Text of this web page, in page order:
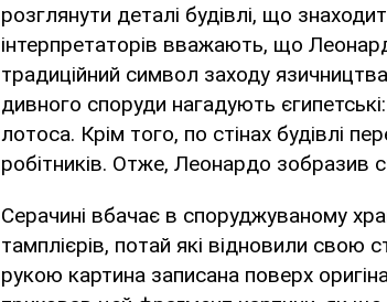
розглянути деталі будівлі, що
інтерпретаторів вважають, що
традиційний символ заходу
дивного споруди нагадують єгипетські:
лотоса. Крім того, по стінах будівлі
робітників. Отже, Леонардо зобразив
Серачині вбачає в споруджуваному
тамплієрів, потай які відновили свою
рукою картина записана поверх